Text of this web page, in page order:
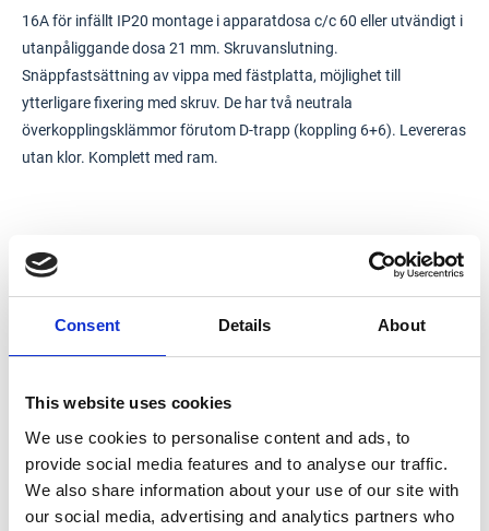
Consent Details About
This website uses cookies
We use cookies to personalise content and ads, to
provide social media features and to analyse our traffic.
We also share information about your use of our site with
our social media, advertising and analytics partners who
16A för infällt IP20 montage i apparatdosa c/c 60 eller utvändigt i
utanpåliggande dosa 21 mm. Skruvanslutning.
Snäppfastsättning av vippa med fästplatta, möjlighet till
ytterligare fixering med skruv. De har två neutrala
överkopplingsklämmor förutom D-trapp (koppling 6+6). Levereras
utan klor. Komplett med ram.